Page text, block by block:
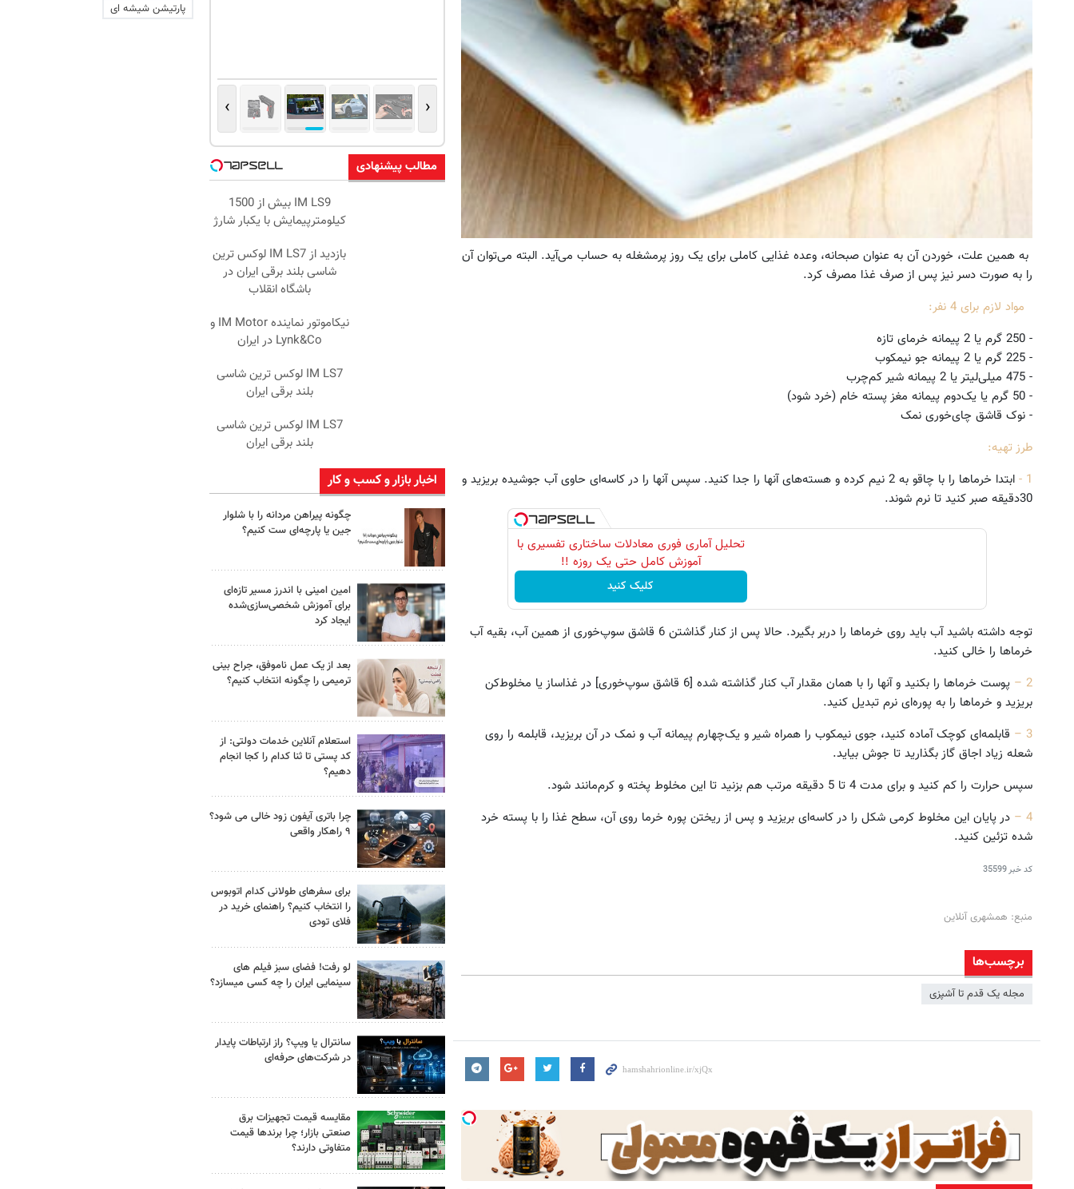
به همین علت، خوردن آن به عنوان صبحانه، وعده غذایی کاملی برای یک روز پرمشغله به حساب می‌آید. البته می‌توان آن
را به صورت دسر نیز پس از صرف غذا مصرف کرد.
مواد لازم برای 4 نفر:
- 250 گرم یا 2 پیمانه خرمای تازه
- 225 گرم یا 2 پیمانه جو نیمکوب
- 475 میلی‌لیتر یا 2 پیمانه شیر کم‌چرب
- 50 گرم یا یک‌دوم پیمانه مغز پسته خام (خرد شود)
- نوک قاشق چای‌خوری نمک
طرز تهیه:
1 -
ابتدا خرماها را با چاقو به 2 نیم کرده و هسته‌های آنها را جدا کنید. سپس آنها را در کاسه‌ای حاوی آب جوشیده بریزید و
30دقیقه صبر کنید تا نرم شوند.
تحلیل آماری فوری معادلات ساختاری تفسیری با
آموزش کامل حتی یک روزه !!
کلیک کنید
توجه داشته باشید آب باید روی خرماها را دربر بگیرد. حالا پس از کنار گذاشتن 6 قاشق سوپ‌خوری از همین آب، بقیه آب
خرماها را خالی کنید.
2 –
پوست خرماها را بکنید و آنها را با همان مقدار آب کنار گذاشته شده [6 قاشق سوپ‌خوری] در غذاساز یا مخلوط‌کن
بریزید و خرماها را به پوره‌ای نرم تبدیل کنید.
3 –
قابلمه‌ای کوچک آماده کنید، جوی نیمکوب را همراه شیر و یک‌چهارم پیمانه آب و نمک در آن بریزید، قابلمه را روی
شعله زیاد اجاق گاز بگذارید تا جوش بیاید.
سپس حرارت را کم کنید و برای مدت 4 تا 5 دقیقه مرتب هم بزنید تا این مخلوط پخته و کرم‌مانند شود.
4 –
در پایان این مخلوط کرمی شکل را در کاسه‌ای بریزید و پس از ریختن پوره خرما روی آن، سطح غذا را با پسته خرد
شده تزئین کنید.
کد خبر35599
منبع: همشهری آنلاین
برچسب‌ها
مجله یک قدم تا آشپزی
‹
›
مطالب پیشنهادی
IM LS9 بیش از 1500
کیلومترپیمایش با یکبار شارژ
بازدید از IM LS7 لوکس ترین
شاسی بلند برقی ایران در
باشگاه انقلاب
نیکاموتور نماینده IM Motor و
Lynk&Co در ایران
IM LS7 لوکس ترین شاسی
بلند برقی ایران
IM LS7 لوکس ترین شاسی
بلند برقی ایران
اخبار بازار و کسب و کار
چگونه پیراهن مردانه را با شلوار
جین یا پارچه‌ای ست کنیم؟
امین امینی با اندرز مسیر تازه‌ای
برای آموزش شخصی‌سازی‌شده
ایجاد کرد
بعد از یک عمل ناموفق، جراح بینی
ترمیمی را چگونه انتخاب کنیم؟
استعلام آنلاین خدمات دولتی: از
کد پستی تا ثنا کدام را کجا انجام
دهیم؟
چرا باتری آیفون زود خالی می شود؟
۹ راهکار واقعی
برای سفرهای طولانی کدام اتوبوس
را انتخاب کنیم؟ راهنمای خرید در
فلای تودی
لو رفت! فضای سبز فیلم های
سینمایی ایران را چه کسی میسازد؟
سانترال یا ویپ؟ راز ارتباطات پایدار
در شرکت‌های حرفه‌ای
مقایسه قیمت تجهیزات برق
صنعتی بازار؛ چرا برندها قیمت
متفاوتی دارند؟
پارتیشن شیشه ای